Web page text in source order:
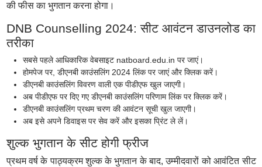
की फीस का भुगतान करना होगा।
DNB Counselling 2024: सीट आवंटन डाउनलोड का
तरीका
सबसे पहले आधिकारिक वेबसाइट natboard.edu.in पर जाएं।
होमपेज पर, डीएनबी काउंसलिंग 2024 लिंक पर जाएं और क्लिक करें।
डीएनबी काउंसलिंग विवरण वाली एक पीडीएफ खुल जाएगी।
अब पीडीएफ पर दिए गए डीएनबी काउंसलिंग परिणाम लिंक पर क्लिक करें।
डीएनबी काउंसलिंग प्रथम चरण की आवंटन सूची खुल जाएगी।
अब इसे अपने डिवाइस पर सेव करें और इसका प्रिंट ले लें।
शुल्क भुगतान के सीट होगी फ्रीज
प्रथम वर्ष के पाठ्यक्रम शुल्क के भुगतान के बाद, उम्मीदवारों को आवंटित सीट